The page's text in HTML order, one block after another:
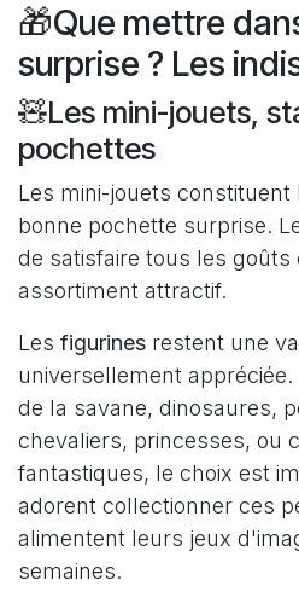
🎁Que mettre
surprise ? Les
🧸Les mini-jouets,
pochettes
Les mini-jouets
bonne pochette surprise.
de satisfaire tous les goûts
assortiment attractif.
Les figurines restent une
universellement
de la savane, dinosaures,
chevaliers, princesses, ou
fantastiques, le choix est
adorent collectionner ces
alimentent leurs jeux
semaines.